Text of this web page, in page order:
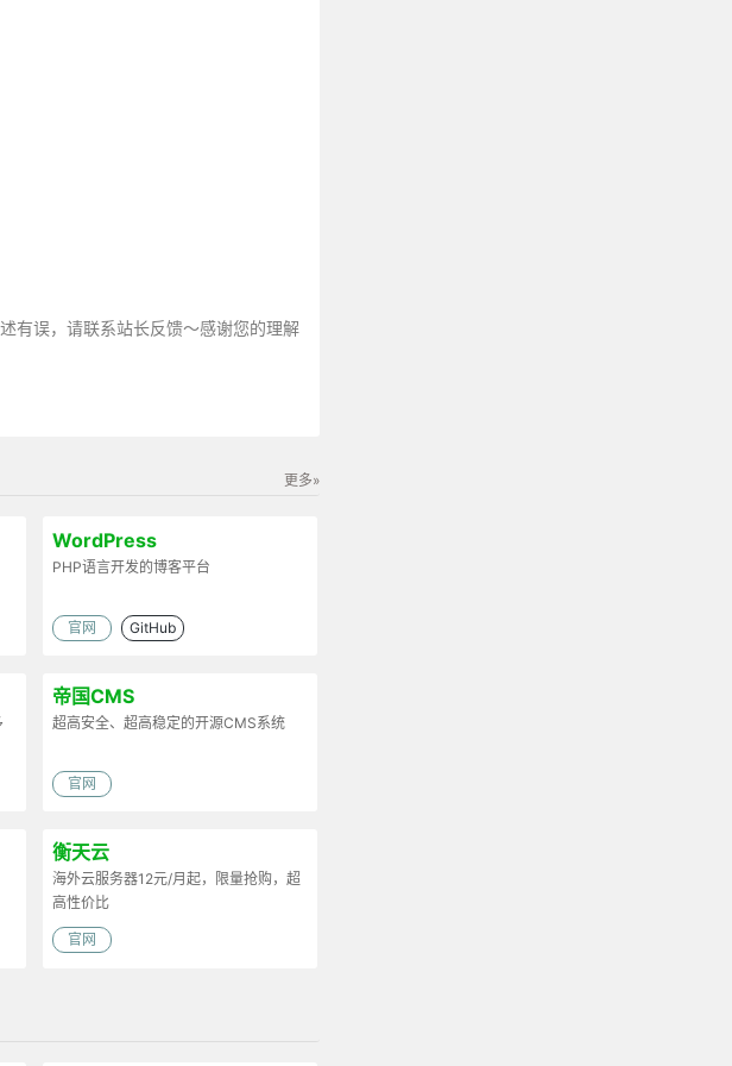
有误，请联系站长反馈～感谢您的理解
更多»
WordPress
PHP语言开发的博客平台
官网 GitHub
帝国CMS
超高安全、超高稳定的开源CMS系统
官网
衡天云
海外云服务器12元/月起，限量抢购，超
高性价比
官网